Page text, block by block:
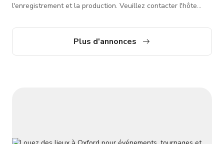
l'enregistrement et la production. Veuillez contacter l'hôte
juste un prix de départ/base.
Plus d'annonces